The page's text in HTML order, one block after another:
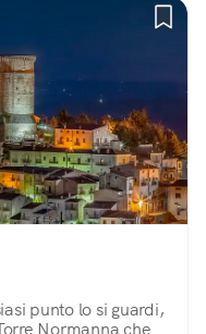
punto lo si guardi,
Normanna che si